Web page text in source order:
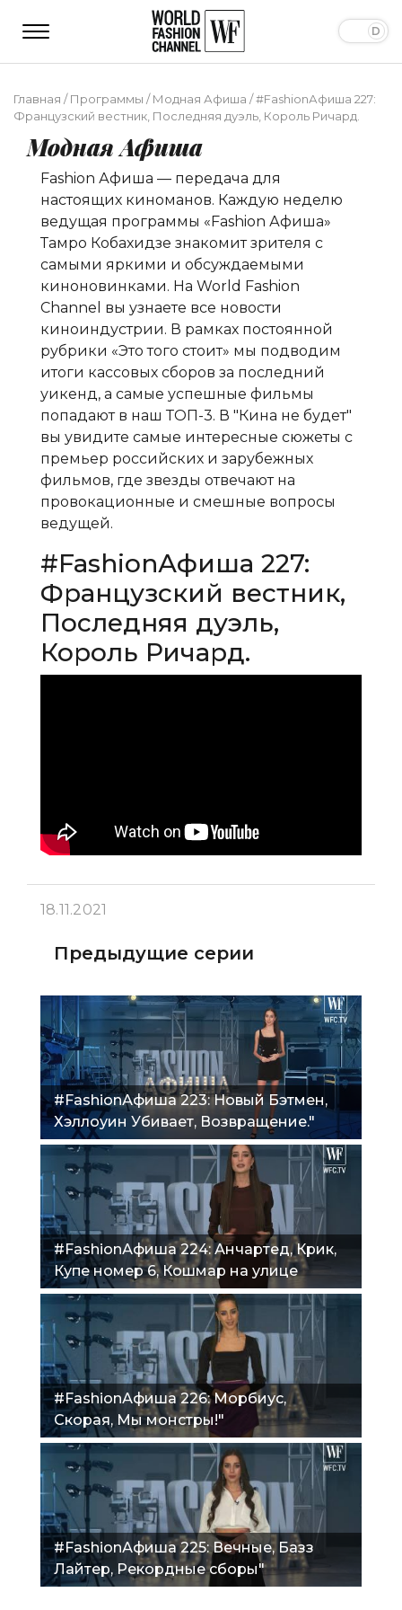
Главная /Программы /Модная Афиша /#FashionАфиша 227:
Французский вестник, Последняя дуэль, Король Ричард.
Модная Афиша
Fashion Афиша — передача для
настоящих киноманов. Каждую неделю
ведущая программы «Fashion Афиша»
Тамро Кобахидзе знакомит зрителя с
самыми яркими и обсуждаемыми
киноновинками. На World Fashion
Channel вы узнаете все новости
киноиндустрии. В рамках постоянной
рубрики «Это того стоит» мы подводим
итоги кассовых сборов за последний
уикенд, а самые успешные фильмы
попадают в наш ТОП-3. В "Кина не будет"
вы увидите самые интересные сюжеты с
премьер российских и зарубежных
фильмов, где звезды отвечают на
провокационные и смешные вопросы
ведущей.
#FashionАфиша 227:
Французский вестник,
Последняя дуэль,
Король Ричард.
18.11.2021
Предыдущие серии
#FashionАфиша 223: Новый Бэтмен,
Хэллоуин Убивает, Возвращение."
#FashionАфиша 224: Анчартед, Крик,
Купе номер 6, Кошмар на улице
Вязов."
#FashionАфиша 226: Морбиус,
Скорая, Мы монстры!"
#FashionАфиша 225: Вечные, Базз
Лайтер, Рекордные сборы"